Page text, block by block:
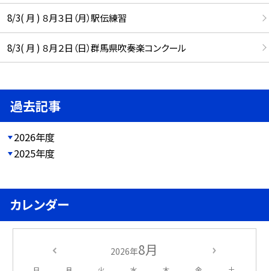
8/3( 月 ) ８月３日（月）駅伝練習
8/3( 月 ) ８月２日（日）群馬県吹奏楽コンクール
過去記事
2026年度
2025年度
カレンダー
2026年8月